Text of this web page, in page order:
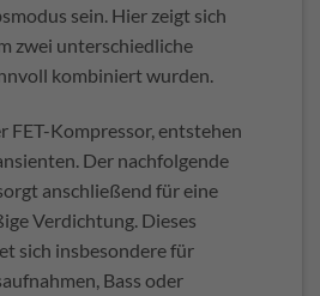
sein. Hier zeigt sich
zwei unterschiedliche
kombiniert wurden.
FET-Kompressor, entstehen
Der nachfolgende
anschließend für eine
Verdichtung. Dieses
sich insbesondere für
Bass oder